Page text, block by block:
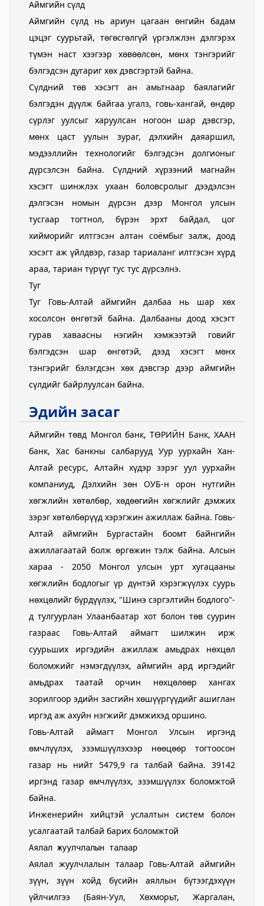
Хөвсгөл Зооноз
2024-08-12 08:33:05
Дэлгэрэнгүй
Хөвсгөл аймгийн Хүнс хөдөө, аж ахуйн
газар
2024-08-06 08:04:47
Дэлгэрэнгүй
Аймгийн сүлд
Аймгийн сүлд нь ариун цагаан өнгийн бадам
цэцэг суурьтай, төгөсгөлгүй үргэлжлэн дэлгэрэх
түмэн наст хээгээр хөвөөлсөн, мөнх тэнгэрийг
бэлгэдсэн дугариг хөх дэвсгэртэй байна.
Сүлдний төв хэсэгт ан амьтнаар баялагийг
бэлгэдэн дүүлж байгаа угалз, говь-хангай, өндөр
сүрлэг уулсыг харуулсан ногоон шар дэвсгэр,
мөнх цаст уулын зураг, дэлхийн даяаршил,
мэдээллийн технологийг бэлгэдсэн долгионыг
дүрсэлсэн байна. Сүлдний хүрээний магнайн
хэсэгт шинжлэх ухаан боловсролыг дээдэлсэн
дэлгэсэн номын дүрсэн дээр Монгол улсын
тусгаар тогтнол, бүрэн эрхт байдал, цог
хийморийг илтгэсэн алтан соёмбыг залж, доод
хэсэгт аж үйлдвэр, газар тариаланг илтгэсэн хүрд
араа, тариан түрүүг тус тус дүрсэлнэ.
Туг
Туг Говь-Алтай аймгийн далбаа нь шар хөх
хосолсон өнгөтэй байна. Далбааны доод хэсэгт
гурав хаваасны нэгийн хэмжээтэй говийг
бэлгэдсэн шар өнгөтэй, дээд хэсэгт мөнх
тэнгэрийг бэлэгдсэн хөх дэвсгэр дээр аймгийн
сүлдийг байрлуулсан байна.
Эдийн засаг
Аймгийн төвд Монгол банк, ТӨРИЙН Банк, ХААН
банк, Хас банкны салбарууд Уур уурхайн Хан-
Алтай ресурс, Алтайн хүдэр зэрэг уул уурхайн
компаниуд, Дэлхийн зөн ОУБ-н орон нутгийн
хөгжлийн хөтөлбөр, хөдөөгийн хөгжлийг дэмжих
зэрэг хөтөлбөрүүд хэрэгжин ажиллаж байна. Говь-
Алтай аймгийн Бургастайн боомт байнгийн
ажиллагаатай болж өргөжин тэлж байна. Алсын
хараа - 2050 Монгол улсын урт хугацааны
хөгжлийн бодлогыг үр дүнтэй хэрэгжүүлэх суурь
нөхцөлийг бүрдүүлэх, "Шинэ сэргэлтийн бодлого"-
д тулгуурлан Улаанбаатар хот болон төв суурин
газраас Говь-Алтай аймагт шилжин ирж
суурьших иргэдийн ажиллаж амьдрах нөхцөл
боломжийг нэмэгдүүлэх, аймгийн ард иргэдийг
амьдрах таатай орчин нөхцөлөөр хангах
зорилгоор эдийн засгийн хөшүүргүүдийг ашиглан
иргэд аж ахуйн нэгжийг дэмжихэд оршино.
Говь-Алтай аймагт Монгол Улсын иргэнд
өмчлүүлэх, эзэмшүүлэхээр нөөцөөр тогтоосон
газар нь нийт 5479,9 га талбай байна. 39142
иргэнд газар өмчлүүлэх, эзэмшүүлэх боломжтой
байна.
Инженерийн хийцтэй услалтын систем болон
усалгаатай талбай барих боломжтой
Аялал жуулчлалын талаар
Аялал жуулчлалын талаар Говь-Алтай аймгийн
зүүн, зүүн хойд бүсийн аяллын бүтээгдэхүүн
үйлчилгээ (Баян-Уул, Хөхморьт, Жаргалан,